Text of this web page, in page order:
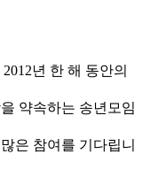
년 한 해 동안의
약속하는 송년모임
은 참여를 기다립니